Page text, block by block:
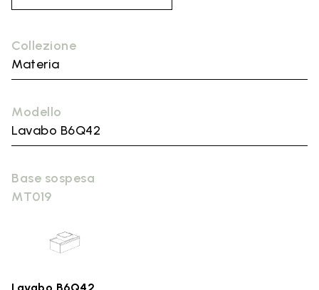
Collezione
Materia
Modello
Lavabo B6Q42
Base sospesa
MT019